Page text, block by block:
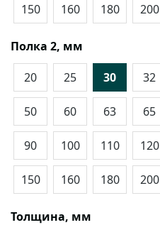
150 160 180 200
Полка 2, мм
20
25 30 32
50 60 63 65
90 100 110 120
150 160 180 200
Толщина, мм